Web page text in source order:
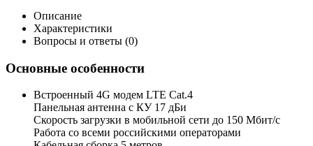
Описание
Характеристики
Вопросы и ответы (0)
Основные особенности
Встроенный 4G модем LTE Cat.4
Панельная антенна с КУ 17 дБи
Скорость загрузки в мобильной сети до 150 Мбит/с
Работа со всеми российскими операторами